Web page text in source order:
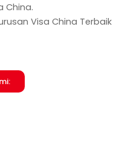
China.
Visa China Terbaik